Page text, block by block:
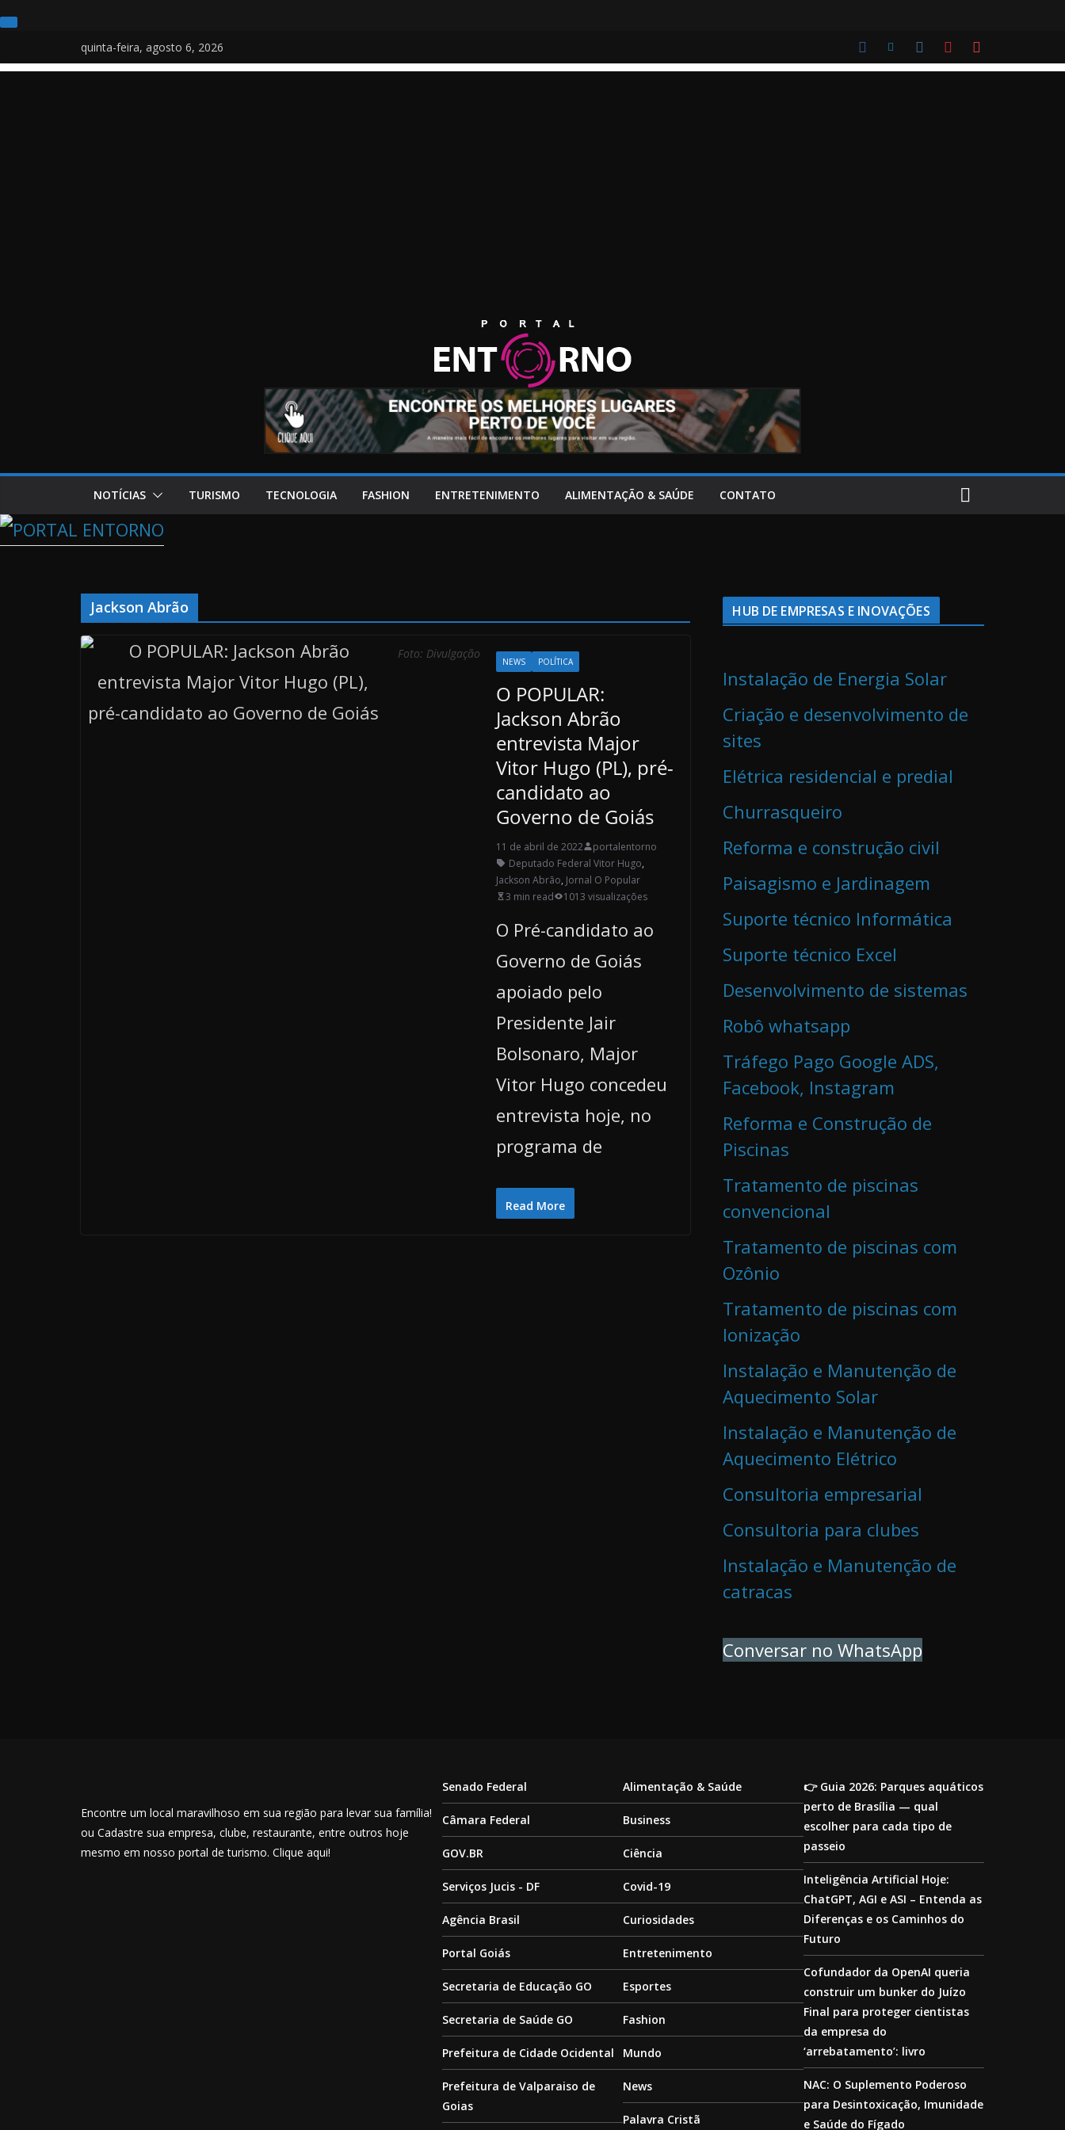
para
quinta-feira, agosto 6, 2026
NOTÍCIAS TURISMO TECNOLOGIA FASHION ENTRETENIMENTO ALIMENTAÇÃO & SAÚDE CONTATO
Jackson Abrão
Foto: Divulgação
NEWS POLÍTICA
O POPULAR:
Jackson Abrão
entrevista Major
Vitor Hugo (PL), pré-
candidato ao
Governo de Goiás
11 de abril de 2022
portalentorno
Deputado Federal Vitor Hugo,
Jackson Abrão, Jornal O Popular
3 min read
1013 visualizações
O Pré-candidato ao
Governo de Goiás
apoiado pelo
Presidente Jair
Bolsonaro, Major
Vitor Hugo concedeu
entrevista hoje, no
programa de
Read More
HUB DE EMPRESAS E INOVAÇÕES
Instalação de Energia Solar
Criação e desenvolvimento de
sites
Elétrica residencial e predial
Churrasqueiro
Reforma e construção civil
Paisagismo e Jardinagem
Suporte técnico Informática
Suporte técnico Excel
Desenvolvimento de sistemas
Robô whatsapp
Tráfego Pago Google ADS,
Facebook, Instagram
Reforma e Construção de
Piscinas
Tratamento de piscinas
convencional
Tratamento de piscinas com
Ozônio
Tratamento de piscinas com
Ionização
Instalação e Manutenção de
Aquecimento Solar
Instalação e Manutenção de
Aquecimento Elétrico
Consultoria empresarial
Consultoria para clubes
Instalação e Manutenção de
catracas
Conversar no WhatsApp
Encontre um local maravilhoso em sua região para levar sua família!
ou Cadastre sua empresa, clube, restaurante, entre outros hoje
mesmo em nosso portal de turismo. Clique aqui!
Senado Federal
Câmara Federal
GOV.BR
Serviços Jucis - DF
Agência Brasil
Portal Goiás
Secretaria de Educação GO
Secretaria de Saúde GO
Prefeitura de Cidade Ocidental
Prefeitura de Valparaiso de
Goias
Alimentação & Saúde
Business
Ciência
Covid-19
Curiosidades
Entretenimento
Esportes
Fashion
Mundo
News
Palavra Cristã
👉 Guia 2026: Parques aquáticos
perto de Brasília — qual
escolher para cada tipo de
passeio
Inteligência Artificial Hoje:
ChatGPT, AGI e ASI – Entenda as
Diferenças e os Caminhos do
Futuro
Cofundador da OpenAI queria
construir um bunker do Juízo
Final para proteger cientistas
da empresa do
‘arrebatamento’: livro
NAC: O Suplemento Poderoso
para Desintoxicação, Imunidade
e Saúde do Fígado